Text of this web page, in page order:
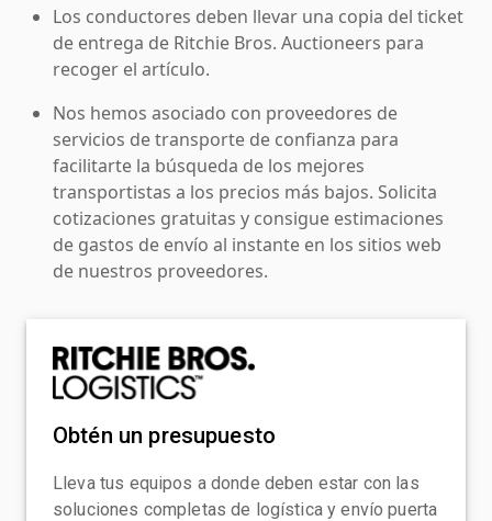
Los conductores deben llevar una copia del ticket
de entrega de Ritchie Bros. Auctioneers para
recoger el artículo.
Nos hemos asociado con proveedores de
servicios de transporte de confianza para
facilitarte la búsqueda de los mejores
transportistas a los precios más bajos. Solicita
cotizaciones gratuitas y consigue estimaciones
de gastos de envío al instante en los sitios web
de nuestros proveedores.
Obtén un presupuesto
Lleva tus equipos a donde deben estar con las
soluciones completas de logística y envío puerta